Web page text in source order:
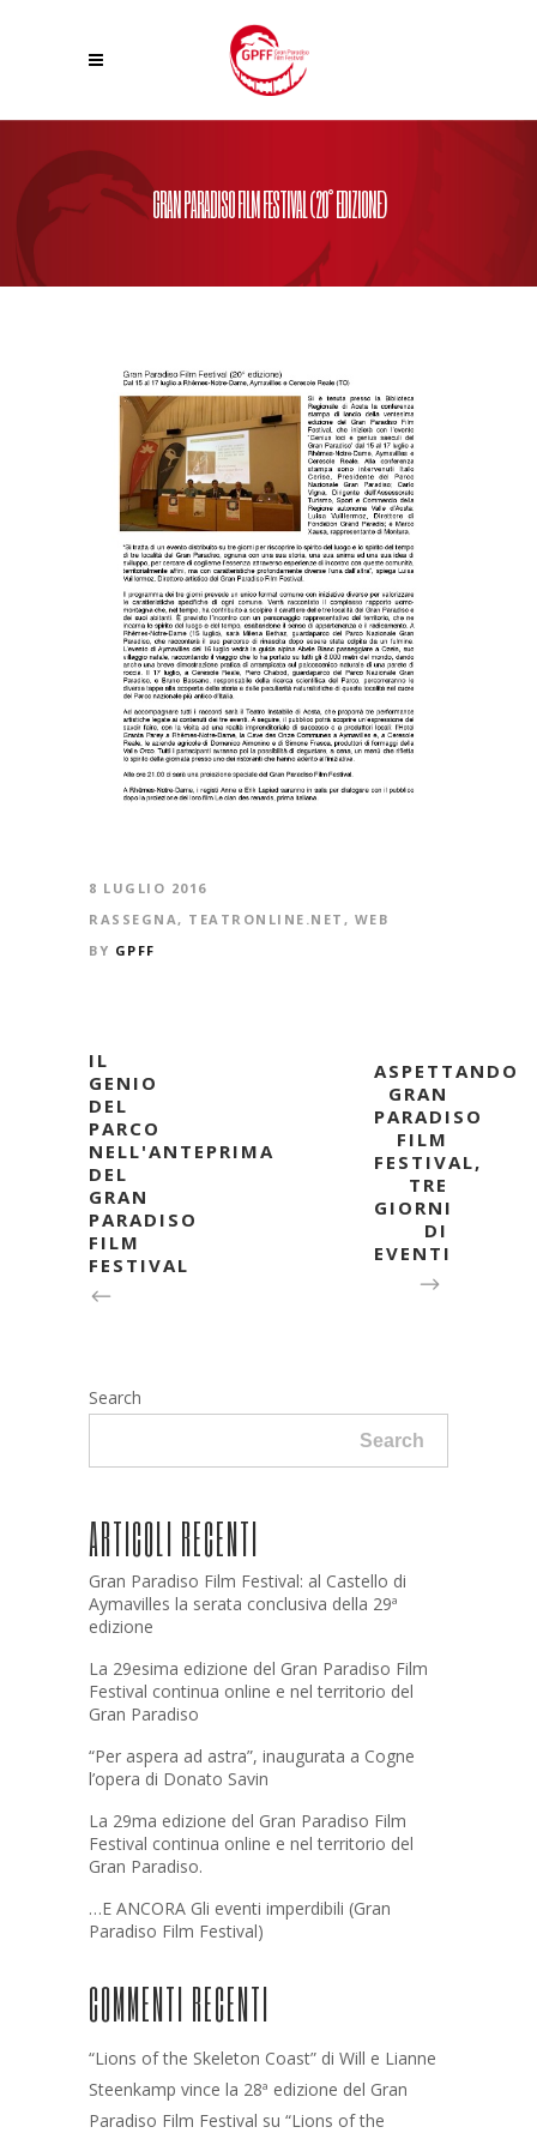
GRAN PARADISO FILM FESTIVAL (20° EDIZIONE)
8 LUGLIO 2016
RASSEGNA, TEATRONLINE.NET , WEB
BY GPFF
IL
GENIO
DEL
PARCO
NELL'ANTEPRIMA
DEL
GRAN
PARADISO
FILM
FESTIVAL
ASPETTANDO
GRAN
PARADISO
FILM
FESTIVAL,
TRE
GIORNI
DI
EVENTI
Search
Search
ARTICOLI RECENTI
Gran Paradiso Film Festival: al Castello di
Aymavilles la serata conclusiva della 29ª
edizione
La 29esima edizione del Gran Paradiso Film
Festival continua online e nel territorio del
Gran Paradiso
“Per aspera ad astra”, inaugurata a Cogne
l’opera di Donato Savin
La 29ma edizione del Gran Paradiso Film
Festival continua online e nel territorio del
Gran Paradiso.
…E ANCORA Gli eventi imperdibili (Gran
Paradiso Film Festival)
COMMENTI RECENTI
“Lions of the Skeleton Coast” di Will e Lianne
Steenkamp vince la 28ª edizione del Gran
Paradiso Film Festival su “Lions of the